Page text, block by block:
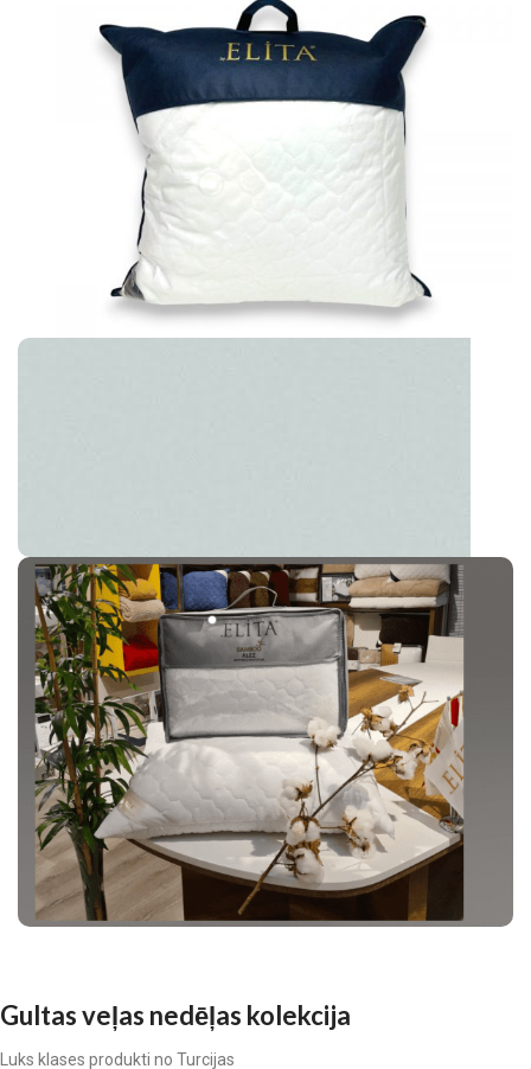
BÄMBOO
Bambusa sega ir brīnišķīgs, unikāls pildījums segām. Tas
ir ļoti maigs, ar izcilām mitruma absorbētspējas un
termoregulācijas īpašībām.
Gultas veļas nedēļas kolekcija
Luks klases produkti no Turcijas